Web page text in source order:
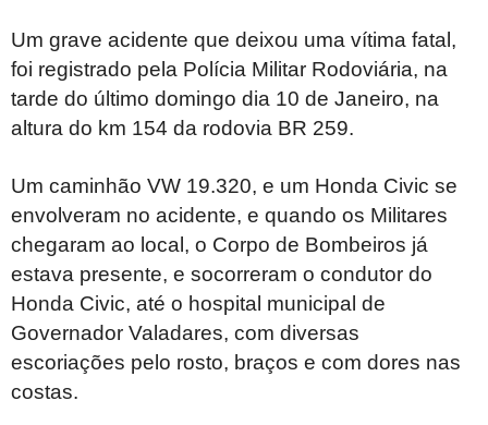
Um grave acidente que deixou uma vítima fatal,
foi registrado pela Polícia Militar Rodoviária, na
tarde do último domingo dia 10 de Janeiro, na
altura do km 154 da rodovia BR 259.
Um caminhão VW 19.320, e um Honda Civic se
envolveram no acidente, e quando os Militares
chegaram ao local, o Corpo de Bombeiros já
estava presente, e socorreram o condutor do
Honda Civic, até o hospital municipal de
Governador Valadares, com diversas
escoriações pelo rosto, braços e com dores nas
costas.